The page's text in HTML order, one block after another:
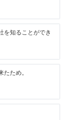
を知ることができ
ため。